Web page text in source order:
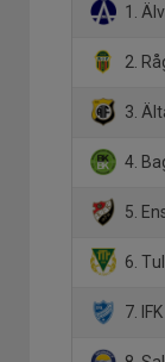
1.
2.
3.
4.
5.
6.
7.